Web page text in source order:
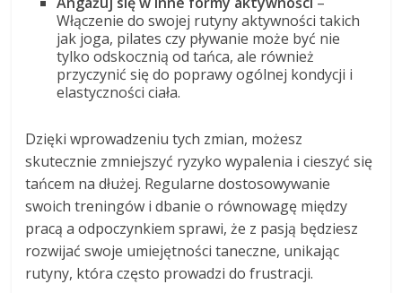
Włączenie do swojej rutyny aktywności takich
jak joga, pilates czy pływanie może być nie
tylko odskocznią od tańca, ale również
przyczynić się do poprawy ogólnej kondycji i
elastyczności ciała.
Dzięki wprowadzeniu tych zmian, możesz
skutecznie zmniejszyć ryzyko wypalenia i cieszyć się
tańcem na dłużej. Regularne dostosowywanie
swoich treningów i dbanie o równowagę między
pracą a odpoczynkiem sprawi, że z pasją będziesz
rozwijać swoje umiejętności taneczne, unikając
rutyny, która często prowadzi do frustracji.